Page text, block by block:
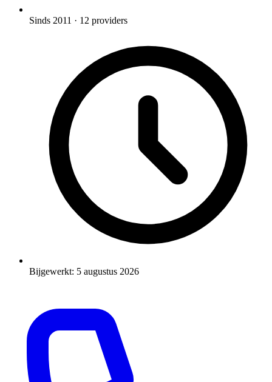
Sinds 2011 · 12 providers
Bijgewerkt: 5 augustus 2026